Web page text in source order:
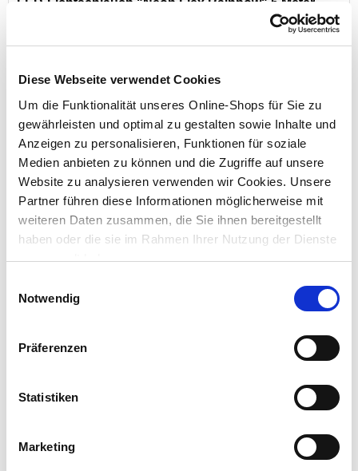
Diese Webseite verwendet Cookies
Um die Funktionalität unseres Online-Shops für Sie zu
gewährleisten und optimal zu gestalten sowie Inhalte und
Anzeigen zu personalisieren, Funktionen für soziale
Medien anbieten zu können und die Zugriffe auf unsere
Website zu analysieren verwenden wir Cookies. Unsere
Partner führen diese Informationen möglicherweise mit
weiteren Daten zusammen, die Sie ihnen bereitgestellt
haben oder die sie im Rahmen Ihrer Nutzung der Dienste
gesammelt haben.
Notwendig
Präferenzen
Statistiken
Marketing
LED-Lichtschlauch "Neon Flex Rainbow" 5 Meter
Preis reduziert von
UVP 59,00 €auf
Menge
Preis reduziert von
UVP 12,99 €auf